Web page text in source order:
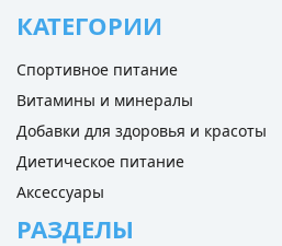
КАТЕГОРИИ
Спортивное питание
Витамины и минералы
Добавки для здоровья и красоты
Диетическое питание
Аксессуары
РАЗДЕЛЫ